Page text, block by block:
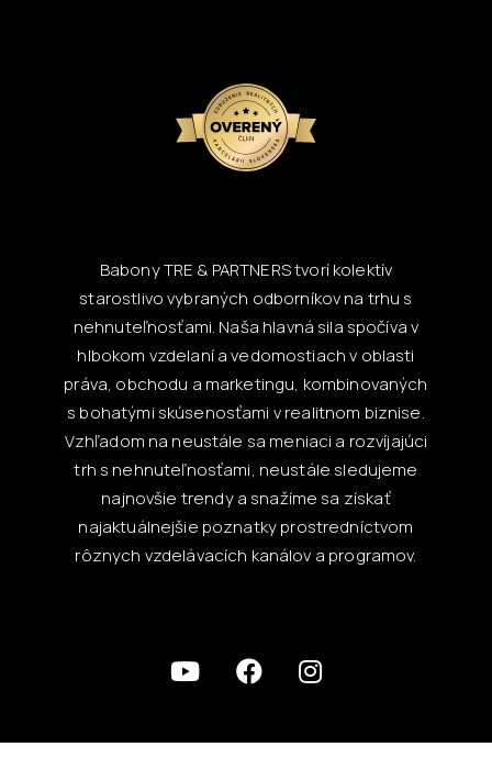
Babony TRE & PARTNERS tvorí kolektív
starostlivo vybraných odborníkov na trhu s
nehnuteľnosťami. Naša hlavná sila spočíva v
hlbokom vzdelaní a vedomostiach v oblasti
práva, obchodu a marketingu, kombinovaných
s bohatými skúsenosťami v realitnom biznise.
Vzhľadom na neustále sa meniaci a rozvíjajúci
trh s nehnuteľnosťami, neustále sledujeme
najnovšie trendy a snažíme sa získať
najaktuálnejšie poznatky prostredníctvom
rôznych vzdelávacích kanálov a programov.